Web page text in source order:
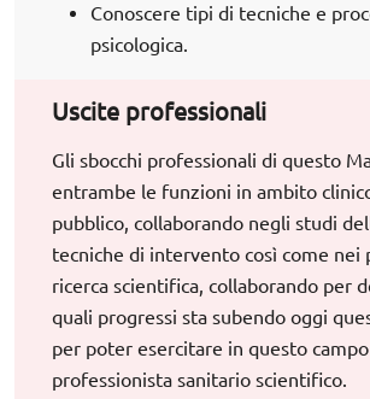
Conoscere tipi di tecniche e
psicologica.
Uscite professionali
Gli sbocchi professionali di questo
entrambe le funzioni in ambito
pubblico, collaborando negli studi
tecniche di intervento così come nei
ricerca scientifica, collaborando per
quali progressi sta subendo oggi
per poter esercitare in questo
professionista sanitario scientifico.